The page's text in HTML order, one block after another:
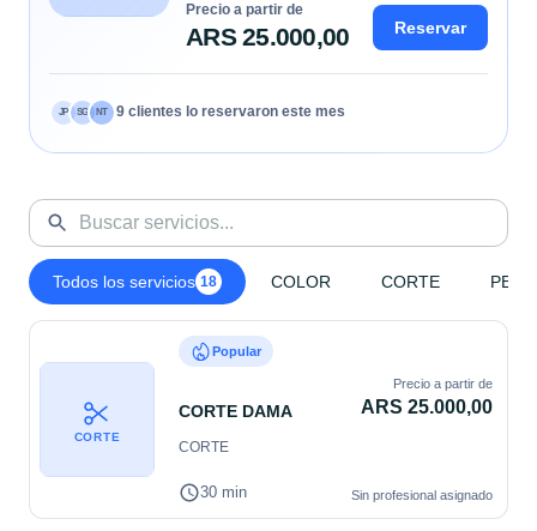
Precio a partir de
ARS 25.000,00 Reservar
JP SG NT 9 clientes lo reservaron este mes
Todos los servicios 18 COLOR CORTE
CORTE
Popular
CORTE DAMA
Precio a partir de
ARS 25.000,00
CORTE
30 min Sin profesional asignado